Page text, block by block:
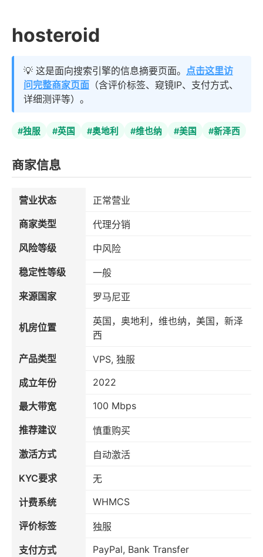
hosteroid
💡 这是面向搜索引擎的信息摘要页面。 点击这里访
问完整商家页面 （含评价标签、窥镜IP、支付方式、
详细测评等）。
#独服 #英国 #奥地利 #维也纳 #美国 #新泽西
商家信息
营业状态
正常营业
商家类型
代理分销
风险等级
中风险
稳定性等级
一般
来源国家
罗马尼亚
机房位置
英国，奥地利，维也纳，美国，新泽
西
产品类型
VPS, 独服
成立年份
2022
最大带宽 100 Mbps
推荐建议
慎重购买
激活方式
自动激活
KYC要求
无
计费系统
WHMCS
评价标签
独服
支付方式
PayPal, Bank Transfer